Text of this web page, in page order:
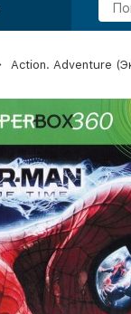
Action. Adventure